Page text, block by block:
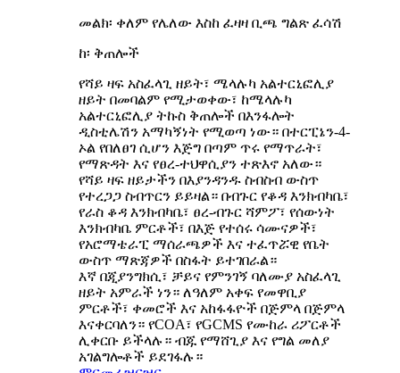
መልክ፡ ቀለም የሌለው እስከ ፈዛዛ ቢጫ ግልጽ ፈሳሽ
ከ፡ ቅጠሎች
የሻይ ዛፍ አስፈላጊ ዘይት፣ ሜላሉካ አልተርኒፎሊያ
ዘይት በመባልም የሚታወቀው፣ ከሜላሉካ
አልተርኒፎሊያ ትኩስ ቅጠሎች በእንፋሎት
ዲስቲሌሽን አማካኝነት የሚወጣ ነው። በተርፒኔን-4-
ኦል የበለፀገ ሲሆን እጅግ በጣም ጥሩ የማጥራት፣
የማጽዳት እና የፀረ-ተህዋሲያን ተጽእኖ አለው።
የሻይ ዛፍ ዘይታችን በእያንዳንዱ ስብስብ ውስጥ
የተረጋጋ ስብጥርን ይይዛል። በብጉር የቆዳ እንክብካቤ፣
የራስ ቆዳ እንክብካቤ፣ ፀረ-ብጉር ሻምፖ፣ የሰውነት
እንክብካቤ ምርቶች፣ በእጅ የተሰሩ ሳሙናዎች፣
የአሮማቴራፒ ማሰራጫዎች እና ተፈጥሯዊ የቤት
ውስጥ ማጽጃዎች በስፋት ይተገበራል።
እኛ በጂያንግክሲ፣ ቻይና የምንገኝ ባለሙያ አስፈላጊ
ዘይት አምራች ነን። ለዓለም አቀፍ የመዋቢያ
ምርቶች፣ ቀመሮች እና አከፋፋዮች በጅምላ በጅምላ
እናቀርባለን። የCOA፣ የGCMS የሙከራ ሪፖርቶች
ሊቀርቡ ይችላሉ። ብጁ የማሸጊያ እና የግል መለያ
አገልግሎቶች ይደገፋሉ።